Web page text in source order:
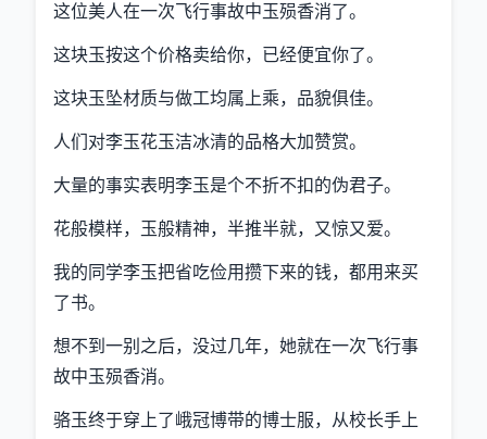
这位美人在一次飞行事故中玉殒香消了。
这块玉按这个价格卖给你，已经便宜你了。
这块玉坠材质与做工均属上乘，品貌俱佳。
人们对李玉花玉洁冰清的品格大加赞赏。
大量的事实表明李玉是个不折不扣的伪君子。
花般模样，玉般精神，半推半就，又惊又爱。
我的同学李玉把省吃俭用攒下来的钱，都用来买
了书。
想不到一别之后，没过几年，她就在一次飞行事
故中玉殒香消。
骆玉终于穿上了峨冠博带的博士服，从校长手上